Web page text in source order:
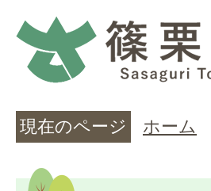
現在のページ ホーム